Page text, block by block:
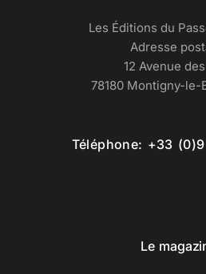
Les Éditions du
Adresse
12 Avenue
78180 Montigny-le-
Téléphone: +33
Le